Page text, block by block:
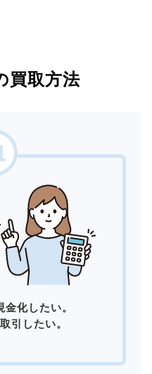
買取方法
化したい。
引したい。